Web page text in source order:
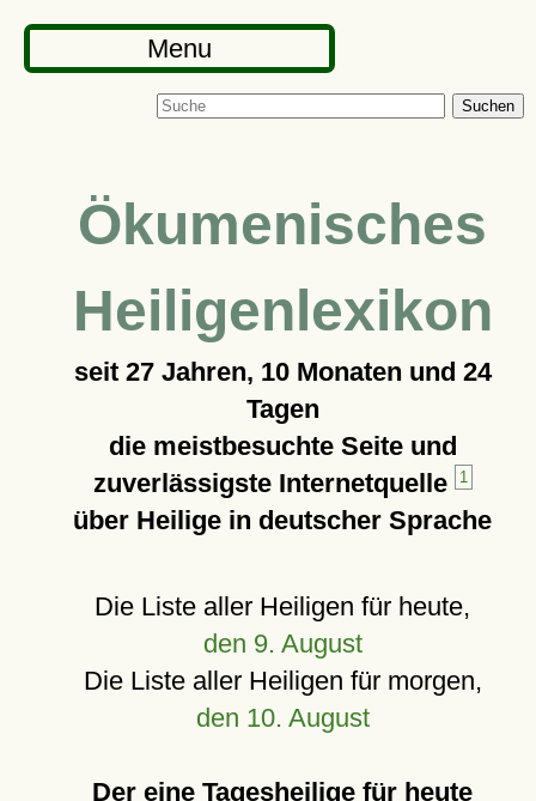
Menu
Suchen
Ökumenisches
Heiligenlexikon
seit 27 Jahren, 10 Monaten und 24
Tagen
die meistbesuchte Seite und
zuverlässigste Internetquelle
1
über Heilige in deutscher Sprache
Die Liste aller Heiligen für heute,
den 9. August
Die Liste aller Heiligen für morgen,
den 10. August
Der eine Tagesheilige für heute